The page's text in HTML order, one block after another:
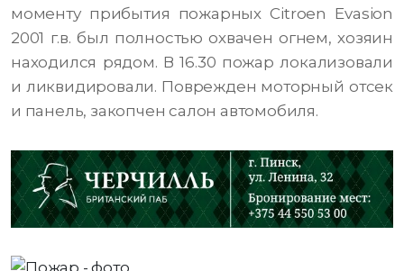
моменту прибытия пожарных Citroen Evasion
2001 г.в. был полностью охвачен огнем, хозяин
находился рядом. В 16.30 пожар локализовали
и ликвидировали. Поврежден моторный отсек
и панель, закопчен салон автомобиля.